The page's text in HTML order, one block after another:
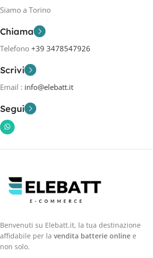
Siamo a Torino
Chiama
Telefono +39 3478547926
Scrivi
Email : info@elebatt.it
Segui
Benvenuti su Elebatt.it, la tua destinazione
affidabile per la vendita batterie online e
non solo.